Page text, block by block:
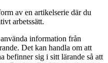
av en artikelserie där du
arbetssätt.
information från
Det kan handla om att
befinner sig i sitt lärande så att